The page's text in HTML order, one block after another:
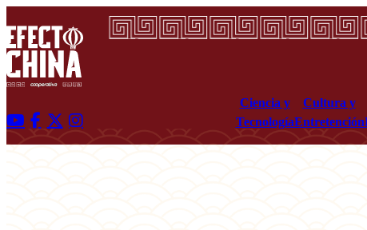
Ciencia y
Tecnología
Cultura y
Entretención